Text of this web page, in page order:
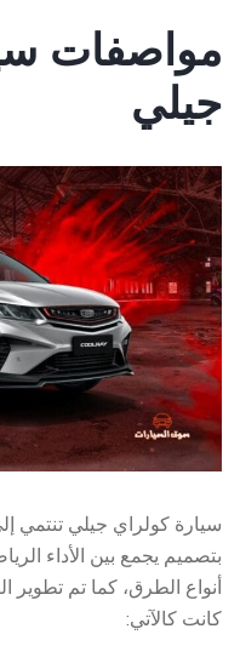
مواصفات
جيلي
بتصميم يجمع بين الأداء
أنواع الطرق، كما تم تطوير
كانت كالآتي: